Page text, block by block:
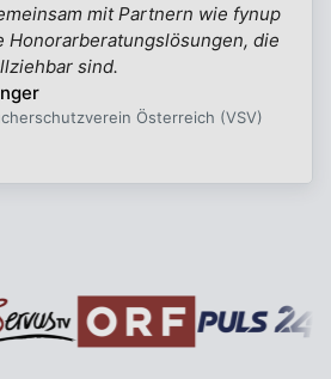
mit Partnern wie fynup
Honorarberatungslösungen, die
sind.
Österreich (VSV)